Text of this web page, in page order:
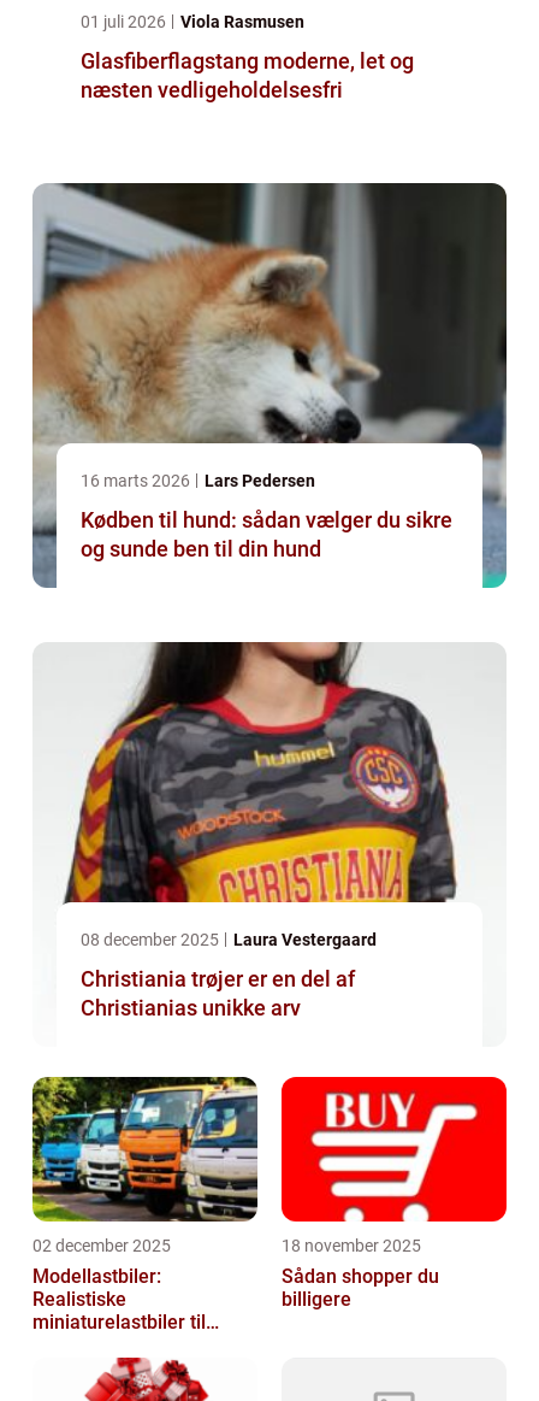
01 juli 2026 Viola Rasmusen
Glasfiberflagstang moderne, let og
næsten vedligeholdelsesfri
16 marts 2026 Lars Pedersen
Kødben til hund: sådan vælger du sikre
og sunde ben til din hund
08 december 2025 Laura Vestergaard
Christiania trøjer er en del af
Christianias unikke arv
02 december 2025
Modellastbiler:
Realistiske
miniaturelastbiler til
18 november 2025
Sådan shopper du
billigere